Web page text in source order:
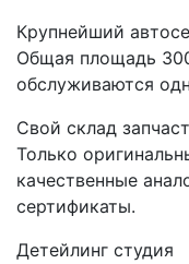
Крупнейший
Общая площадь
обслуживаются
Свой склад
Только
качественные
сертификаты.
Детейлинг студия